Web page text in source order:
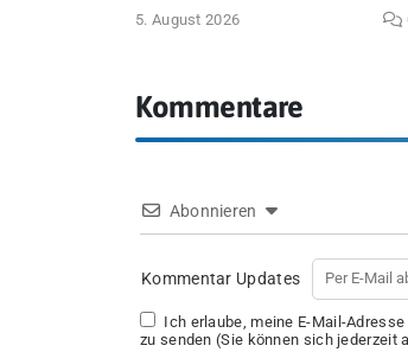
5. August 2026
Kommentare
Abonnieren
Kommentar Updates
Ich erlaube, meine E-Mail-
zu senden (Sie können sich jederzeit